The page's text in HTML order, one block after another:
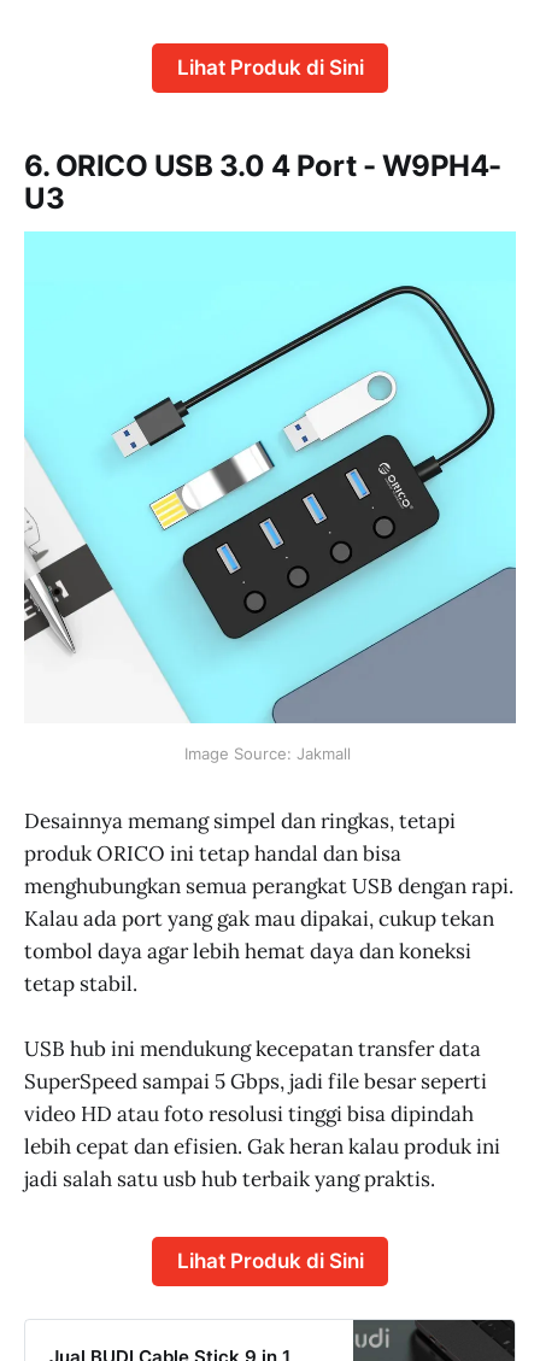
Lihat Produk di Sini
6. ORICO USB 3.0 4 Port - W9PH4-
U3
Image Source: Jakmall
Desainnya memang simpel dan ringkas, tetapi
produk ORICO ini tetap handal dan bisa
menghubungkan semua perangkat USB dengan rapi.
Kalau ada port yang gak mau dipakai, cukup tekan
tombol daya agar lebih hemat daya dan koneksi
tetap stabil.
USB hub ini mendukung kecepatan transfer data
SuperSpeed sampai 5 Gbps, jadi file besar seperti
video HD atau foto resolusi tinggi bisa dipindah
lebih cepat dan efisien. Gak heran kalau produk ini
jadi salah satu usb hub terbaik yang praktis.
Lihat Produk di Sini
Jual BUDI Cable Stick 9 in 1